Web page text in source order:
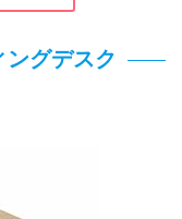
グデスク